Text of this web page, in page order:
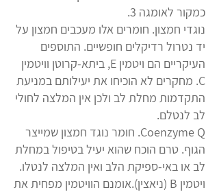
כמקור לאומגה 3.
נוגדי חמצון. חומרים אלו מעכבים חמצון על
יד נטרול רדיקלים חופשיים. התוספים
העיקריים הם ויטמין E, ביתא-קרוטן וויטמין
C. מחקרים לא הוכיחו את יעילותם במניעת
התקדמות מחלת לב ולכן אין המלצה לחולי
לב לנטלם.
Coenzyme Q. חומר נוגד חמצון שמייצר
הגוף. טרם הוכח שהוא יעיל בטיפול במחלת
לב או באי-ספיקת הלב ואין המלצה לנטלו.
ויטמין B (ניאצין).אומנם הוויטמין מפחית את